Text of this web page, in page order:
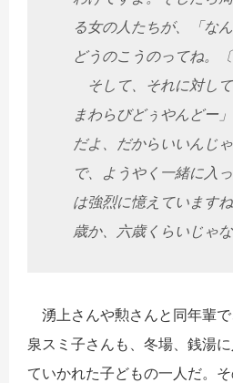
る女の人たちが、「な
どうのこうのってね。〔
そして、それに対し
まわらびどぅやんどー
だよ、だからいいんじ
で、ようやく一緒に入
は強烈に憶えています
歳か、六歳くらいじゃ
湧上さんや勲さんと同年輩
泉スミ子さんも、冬場、銭湯
ていかれた子どもの一人だ。